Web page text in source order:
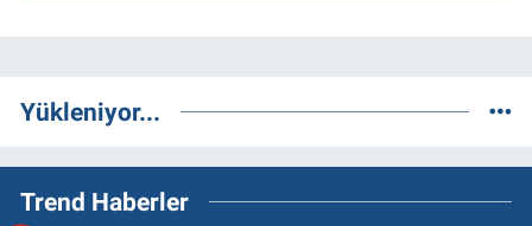
Yükleniyor...
Trend Haberler